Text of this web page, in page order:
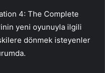
4: The Complete
yeni oyunuyla ilgili
dönmek isteyenler